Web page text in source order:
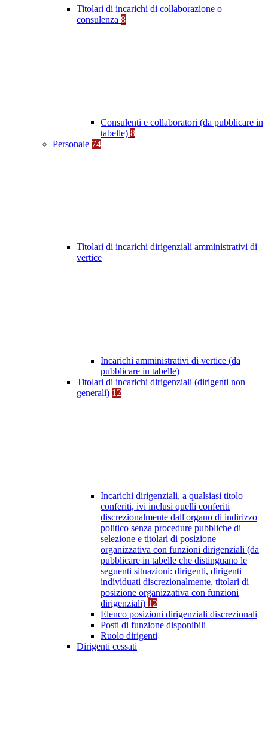
Titolari di incarichi di collaborazione o
consulenza 8
Consulenti e collaboratori (da pubblicare in
tabelle) 8
Personale 74
Titolari di incarichi dirigenziali amministrativi di
vertice
Incarichi amministrativi di vertice (da
pubblicare in tabelle)
Titolari di incarichi dirigenziali (dirigenti non
generali) 12
Incarichi dirigenziali, a qualsiasi titolo
conferiti, ivi inclusi quelli conferiti
discrezionalmente dall'organo di indirizzo
politico senza procedure pubbliche di
selezione e titolari di posizione
organizzativa con funzioni dirigenziali (da
pubblicare in tabelle che distinguano le
seguenti situazioni: dirigenti, dirigenti
individuati discrezionalmente, titolari di
posizione organizzativa con funzioni
dirigenziali) 12
Elenco posizioni dirigenziali discrezionali
Posti di funzione disponibili
Ruolo dirigenti
Dirigenti cessati